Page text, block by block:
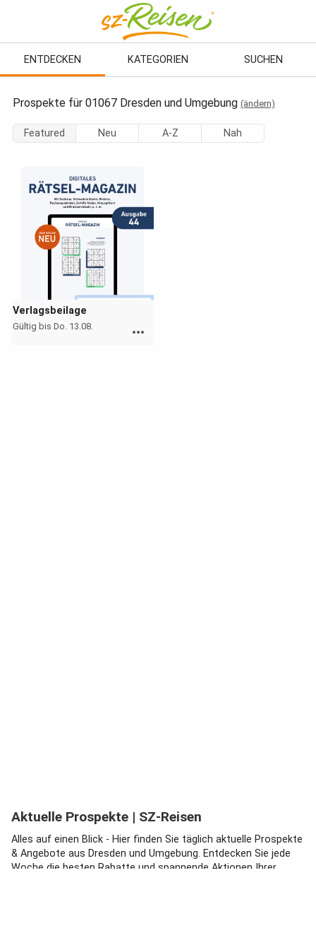
ENTDECKEN KATEGORIEN SUCHEN
Prospekte für 01067 Dresden und Umgebung (ändern)
Featured Neu A-Z Nah
Verlagsbeilage
Gültig bis Do. 13.08. more_horiz
Aktuelle Prospekte | SZ-Reisen
Alles auf einen Blick - Hier finden Sie täglich aktuelle Prospekte
& Angebote aus Dresden und Umgebung. Entdecken Sie jede
Woche die besten Rabatte und spannende Aktionen Ihrer